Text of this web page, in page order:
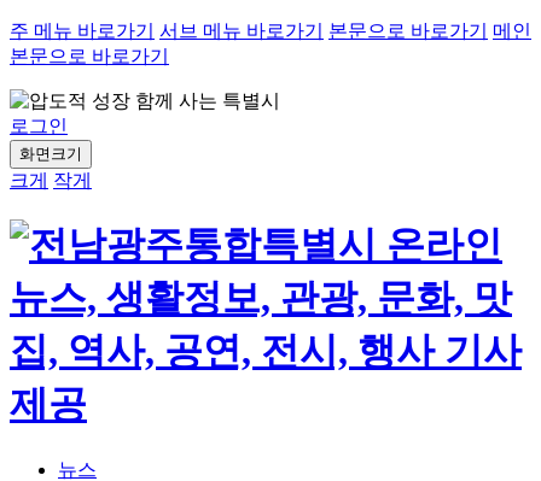
주 메뉴 바로가기 서브 메뉴 바로가기 본문으로 바로가기
메인
본문으로 바로가기
로그인
화면크기
크게 작게
뉴스